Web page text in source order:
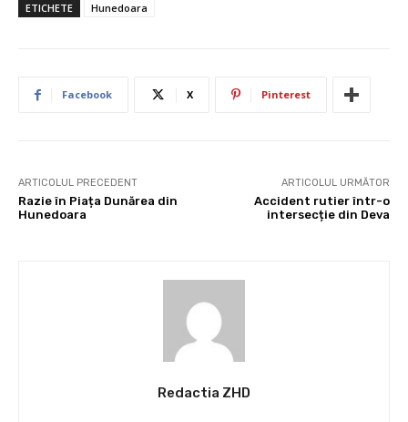
ETICHETE Hunedoara
Facebook X Pinterest
ARTICOLUL PRECEDENT
Razie în Piața Dunărea din
Hunedoara
ARTICOLUL URMĂTOR
Accident rutier într-o
intersecție din Deva
Redactia ZHD